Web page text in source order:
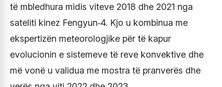
të mbledhura midis viteve 2018 dhe 2021 nga
sateliti kinez Fengyun‑4. Kjo u kombinua me
ekspertizën meteorologjike për të kapur
evolucionin e sistemeve të reve konvektive dhe
më vonë u validua me mostra të pranverës dhe